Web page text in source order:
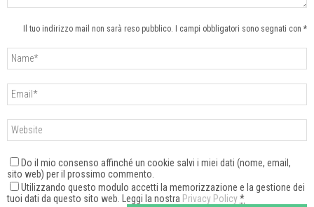
Il tuo indirizzo mail non sarà reso pubblico. I campi obbligatori sono segnati con *
Do il mio consenso affinché un cookie salvi i miei dati (nome, email,
sito web) per il prossimo commento.
Utilizzando questo modulo accetti la memorizzazione e la gestione dei
tuoi dati da questo sito web. Leggi la nostra Privacy Policy*